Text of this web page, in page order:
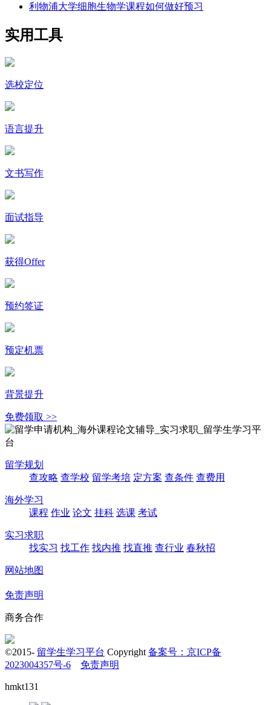
利物浦大学细胞生物学课程如何做好预习
实用工具
选校定位
语言提升
文书写作
面试指导
获得Offer
预约签证
预定机票
背景提升
免费领取 >>
留学规划
查攻略 查学校 留学考培 定方案 查条件 查费用
海外学习
课程 作业 论文 挂科 选课 考试
实习求职
找实习 找工作 找内推 找直推 查行业 春秋招
网站地图
免责声明
商务合作
©2015- 留学生学习平台 Copyright 备案号：京ICP备
2023004357号-6
免责声明
hmkt131